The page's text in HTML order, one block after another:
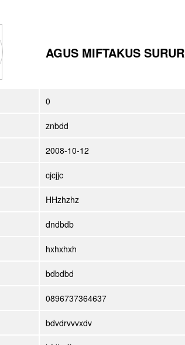
AGUS MIFTAKUS SURUR
0
znbdd
2008-10-12
cjcjjc
HHzhzhz
dndbdb
hxhxhxh
bdbdbd
0896737364637
bdvdrvvvxdv